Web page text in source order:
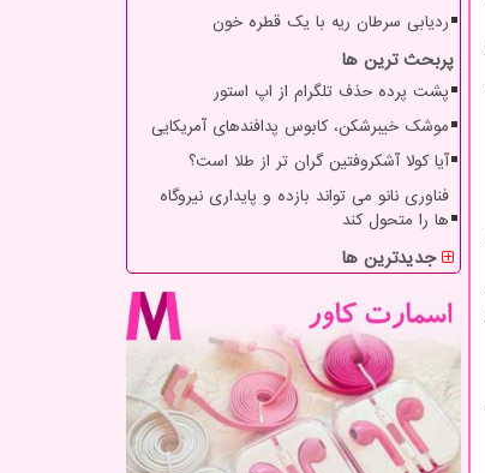
ردیابی سرطان ریه با یک قطره خون
پربحث ترین ها
پشت پرده حذف تلگرام از اپ استور
موشک خیبرشکن، کابوس پدافندهای آمریکایی
آیا کولا آشکروفتین گران تر از طلا است؟
فناوری نانو می تواند بازده و پایداری نیروگاه
ها را متحول کند
جدیدترین ها